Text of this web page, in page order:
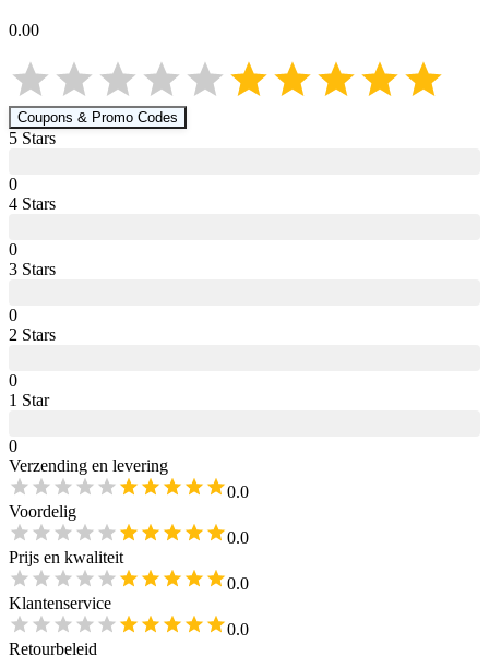
0.00
Coupons & Promo Codes
5 Stars
0
4 Stars
0
3 Stars
0
2 Stars
0
1 Star
0
Verzending en levering
0.0
Voordelig
0.0
Prijs en kwaliteit
0.0
Klantenservice
0.0
Retourbeleid